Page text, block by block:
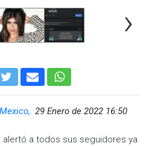
›
29 Enero de 2022 16:50
alertó a todos sus seguidores ya